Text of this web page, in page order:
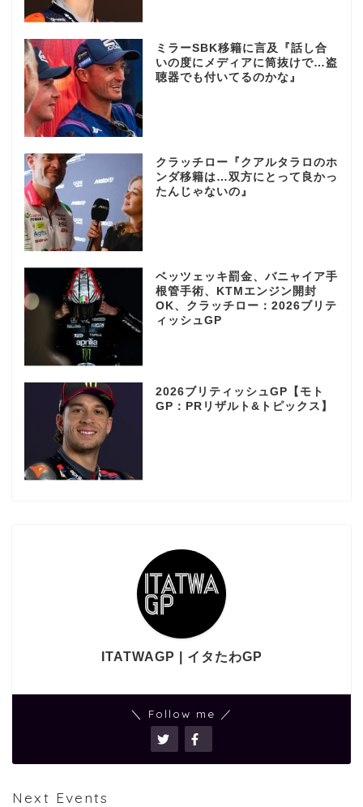
ミラーSBK移籍に言及『話し合
いの度にメディアに筒抜けで…盗
聴器でも付いてるのかな』
クラッチロー『クアルタラロのホ
ンダ移籍は…双方にとって良かっ
たんじゃないの』
ベッツェッキ罰金、バニャイア手
根管手術、KTMエンジン開封
OK、クラッチロー：2026ブリテ
ィッシュGP
2026ブリティッシュGP【モト
GP：PRリザルト&トピックス】
ITATWAGP | イタたわGP
＼ Follow me ／
Next Events